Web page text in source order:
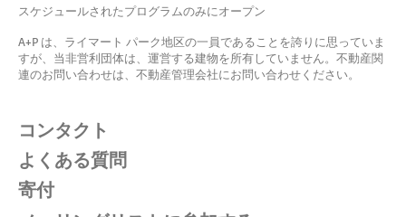
スケジュールされたプログラムのみにオープン
A+P は、ライマート パーク地区の一員であることを誇りに思っていま
すが、当非営利団体は、運営する建物を所有していません。不動産関
連のお問い合わせは、不動産管理会社にお問い合わせください。
コンタクト
よくある質問
寄付